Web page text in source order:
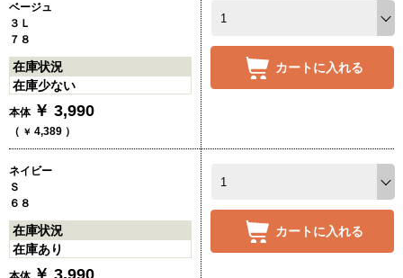
ベージュ
３Ｌ
７８
在庫状況
在庫少ない
本体 ￥ 3,990
（ ￥ 4,389 ）
カートに入れる
ネイビー
Ｓ
６８
在庫状況
在庫あり
￥ 3,990
カートに入れる